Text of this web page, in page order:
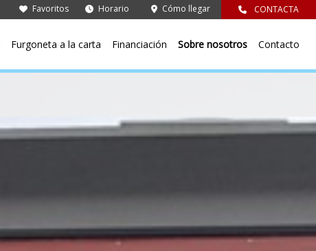
Favoritos Horario Cómo llegar CONTACTA
Furgoneta a la carta Financiación Sobre nosotros Contacto